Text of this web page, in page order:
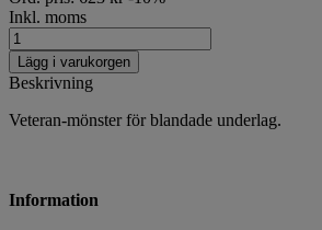
Inkl. moms
Lägg i varukorgen
Beskrivning
Veteran-mönster för blandade underlag.
Information